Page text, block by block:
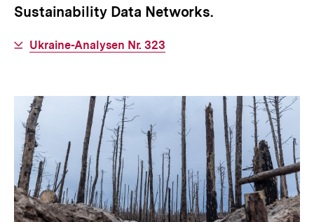
Sustainability Data Networks.
Interner
Ukraine-Analysen Nr. 323